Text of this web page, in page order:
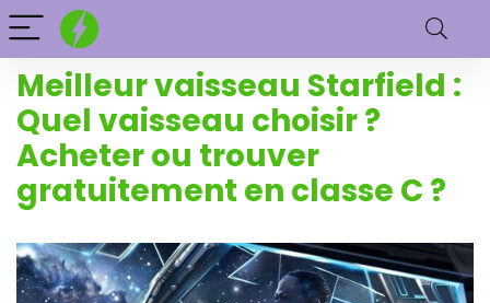
Meilleur vaisseau Starfield :
Quel vaisseau choisir ?
Acheter ou trouver
gratuitement en classe C ?